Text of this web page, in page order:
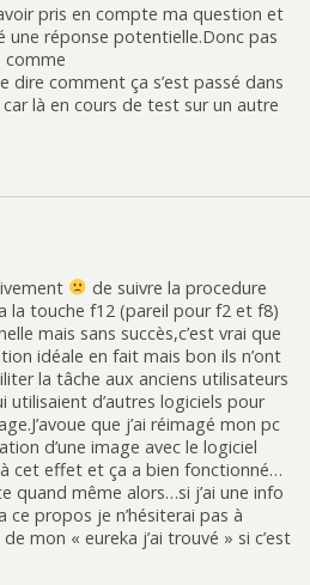
pris en compte ma question et
une réponse potentielle.Donc pas
comme
dire comment ça s’est passé dans
là en cours de test sur un autre
de suivre la procedure
la touche f12 (pareil pour f2 et f8)
mais sans succès,c’est vrai que
idéale en fait mais bon ils n’ont
la tâche aux anciens utilisateurs
utilisaient d’autres logiciels pour
que j’ai réimagé mon pc
d’une image avec le logiciel
cet effet et ça a bien fonctionné…
quand même alors…si j’ai une info
ce propos je n’hésiterai pas à
mon « eureka j’ai trouvé » si c’est